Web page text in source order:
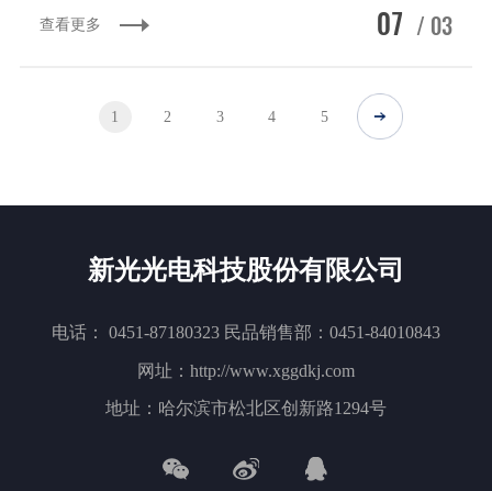
查看更多 07 / 03
1 2 3 4 5
新光光电科技股份有限公司
电话： 0451-87180323 民品销售部：0451-84010843
网址：http://www.xggdkj.com
地址：哈尔滨市松北区创新路1294号